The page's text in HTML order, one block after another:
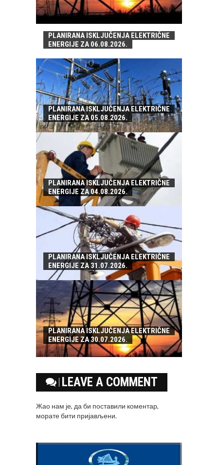
PLANIRANA ISKLJUČENJA ELEKTRIČNE
ENERGIJE ZA 06.08.2026.
PLANIRANA ISKLJUČENJA ELEKTRIČNE
ENERGIJE ZA 05.08.2026.
PLANIRANA ISKLJUČENJA ELEKTRIČNE
ENERGIJE ZA 04.08.2026.
PLANIRANA ISKLJUČENJA ELEKTRIČNE
ENERGIJE ZA 31.07.2026.
PLANIRANA ISKLJUČENJA ELEKTRIČNE
ENERGIJE ZA 30.07.2026.
LEAVE A COMMENT
Жао нам је, да би поставили коментар,
моратебити пријављени.